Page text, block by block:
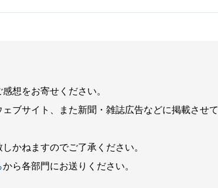
想をお寄せください。
ブサイト、また新聞・雑誌広告などに掲載させて
かねますのでご了承ください。
から各部門にお送りください。